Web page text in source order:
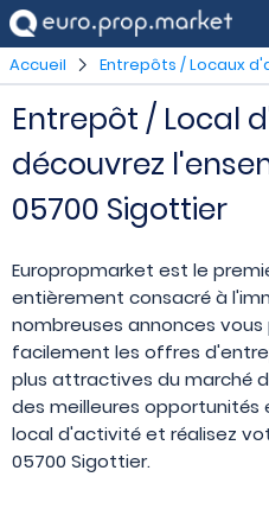
Accueil Entrepôts / Locaux
Entrepôt / Local
découvrez
05700 Sigottier
Europropmarket est le
entièrement consacré à
nombreuses annonces
facilement les offres
plus attractives du marché
des meilleures
local d'activité et réalisez
05700 Sigottier.